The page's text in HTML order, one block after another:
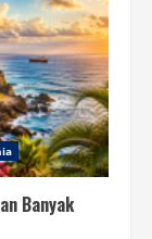
Banyak